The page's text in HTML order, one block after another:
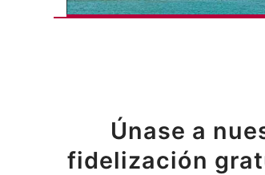
Únase a
fidelización